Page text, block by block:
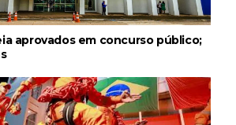
aprovados em concurso público;